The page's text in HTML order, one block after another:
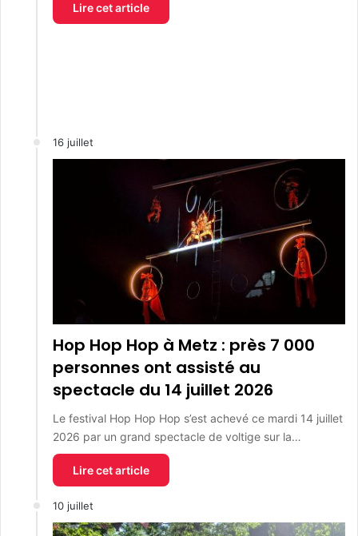
Lire cet article
16 juillet
Hop Hop Hop à Metz : près 7 000
personnes ont assisté au
spectacle du 14 juillet 2026
Le festival Hop Hop Hop s’est achevé ce mardi 14 juillet
2026 par un grand spectacle de voltige sur la…
Lire cet article
10 juillet